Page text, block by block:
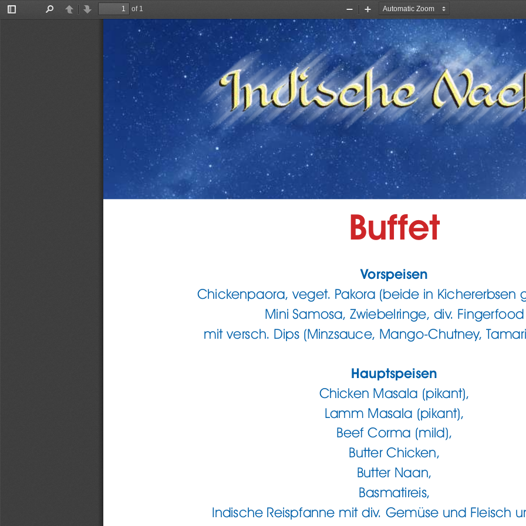
Toggle
PreviousNext
of 1
Zoom
Out
Zoom
In
Buffet
Vorspeisen
Chickenpaora, veget. Pakora (beide in Kichererbsen
Mini Samosa, Zwiebelringe, div. Fingerfood
mit versch. Dips (Minzsauce, Mango-Chutney, T
Hauptspeisen
Chicken Masala (pikant),
Lamm Masala (pikant),
Beef Corma (mild),
Butter Chicken,
Butter Naan,
Basmatireis,
Indische Reispfanne mit div. Gemüse und Fleisch